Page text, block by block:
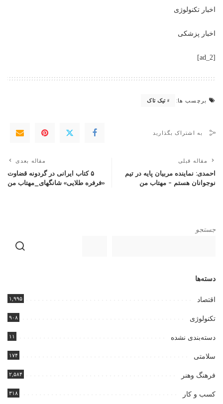
اخبار تکنولوژی
اخبار پزشکی
[ad_2]
برچسب ها: تیک تاک
به اشتراک بگذارید
مقاله قبلی
احمدی: نماینده مربیان پایه در تیم
نوجوانان هستم – مهتاب من
مقاله بعدی
۵ کتاب ایرانی در گردونه قضاوت
«فرفره طلایی» شانگهای_مهتاب من
جستجو
دسته‌ها
اقتصاد ۱,۹۹۵
تکنولوژی ۹۰۸
دسته‌بندی نشده ۱۱
سلامتی ۱۷۴
فرهنگ وهنر ۲,۵۸۴
کسب و کار ۳۱۸